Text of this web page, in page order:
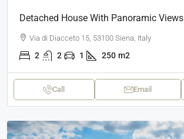
Detached House With Panoramic Views
Via di Diacceto 15, 53100 Siena, Italy
2 2 1 250 m2
Call Email